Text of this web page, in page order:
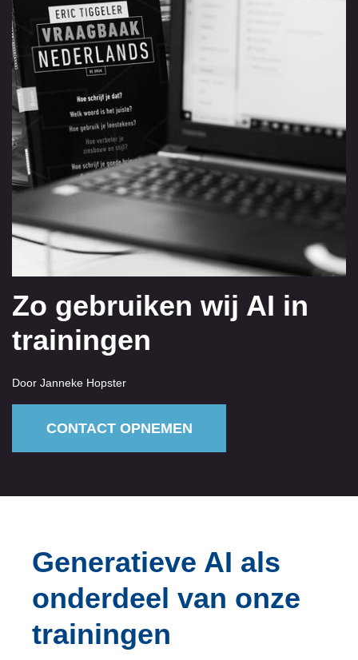
Zo gebruiken wij AI in
trainingen
Door Janneke Hopster
CONTACT OPNEMEN
Generatieve AI als
onderdeel van onze
trainingen